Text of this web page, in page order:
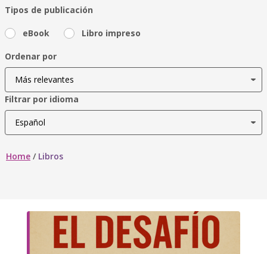
Tipos de publicación
eBook Libro impreso
Ordenar por
Filtrar por idioma
Home / Libros